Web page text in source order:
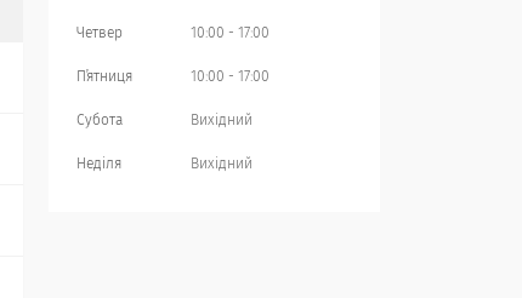
Четвер 10:00 17:00
Пʼятниця 10:00 17:00
Субота Вихідний
Неділя Вихідний